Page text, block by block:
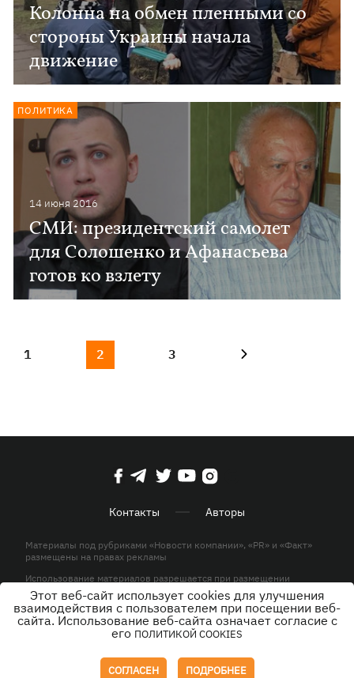
Колонна на обмен пленными со
стороны Украины начала
движение
14 июня 2016
СМИ: президентский самолет
для Солошенко и Афанасьева
готов ко взлету
ПОЛИТИКА
1 2 3
Контакты Авторы
Материалы под рубриками «Новости компании», «PR» и «Факт»
размещены на правах рекламы
Использование материалов разрешается при размещении
активной гиперссылки на KP.UA в первом абзаце.
© ООО «ЮЛАВ МЕДИА»,2026. Все права защищены.
Этот веб-сайт использует cookies для улучшения
взаимодействия с пользователем при посещении веб-
сайта. Использование веб-сайта означает согласие с
его ПОЛИТИКОЙ COOKIES
СОГЛАСЕН ПОДРОБНЕЕ